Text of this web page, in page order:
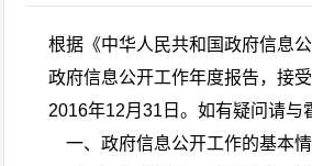
根据《中华人民共和国政府信息
政府信息公开工作年度报告，接
2016年12月31日。如有疑问请与
一、政府信息公开工作的基本